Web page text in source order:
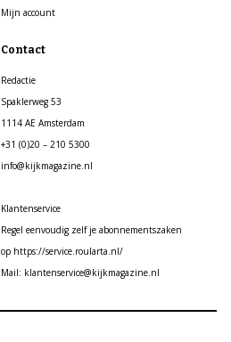
Mijn account
Contact
Redactie
Spaklerweg 53
1114 AE Amsterdam
+31 (0)20 – 210 5300
info@kijkmagazine.nl
Klantenservice
Regel eenvoudig zelf je abonnementszaken
op https://service.roularta.nl/
Mail: klantenservice@kijkmagazine.nl